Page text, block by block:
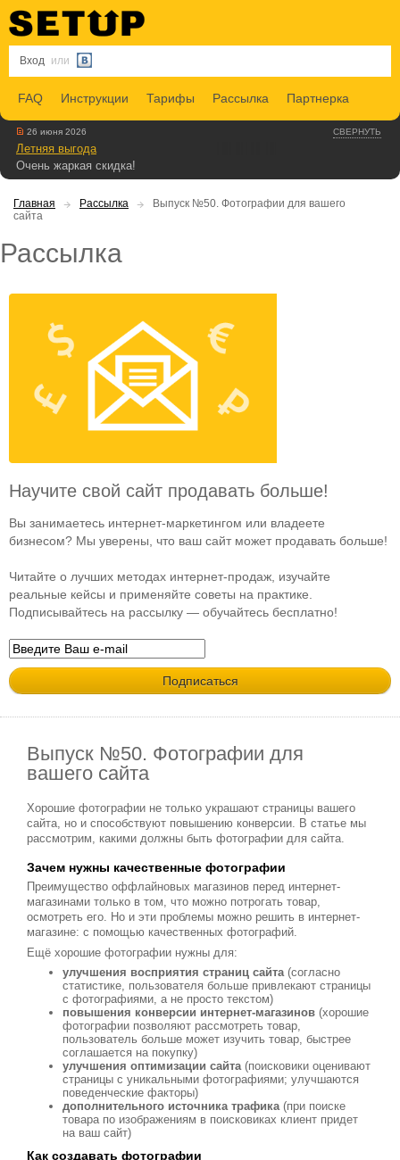
Вход или
FAQ Инструкции Тарифы Рассылка Партнерка
СВЕРНУТЬ
26 июня 2026
Летняя выгода
Очень жаркая скидка!
Главная Рассылка
Выпуск №50. Фотографии для вашего
сайта
Рассылка
Научите свой сайт продавать больше!
Вы занимаетесь интернет-маркетингом или владеете
бизнесом? Мы уверены, что ваш сайт может продавать больше!
Читайте о лучших методах интернет-продаж, изучайте
реальные кейсы и применяйте советы на практике.
Подписывайтесь на рассылку — обучайтесь бесплатно!
Выпуск №50. Фотографии для
вашего сайта
Хорошие фотографии не только украшают страницы вашего
сайта, но и способствуют повышению конверсии. В статье мы
рассмотрим, какими должны быть фотографии для сайта.
Зачем нужны качественные фотографии
Преимущество оффлайновых магазинов перед интернет-
магазинами только в том, что можно потрогать товар,
осмотреть его. Но и эти проблемы можно решить в интернет-
магазине: c помощью качественных фотографий.
Ещё хорошие фотографии нужны для:
улучшения восприятия страниц сайта(согласно
статистике, пользователя больше привлекают страницы
с фотографиями, а не просто текстом)
повышения конверсии интернет-магазинов (хорошие
фотографии позволяют рассмотреть товар,
пользователь больше может изучить товар, быстрее
соглашается на покупку)
улучшения оптимизации сайта(поисковики оценивают
страницы с уникальными фотографиями; улучшаются
поведенческие факторы)
дополнительного источника трафика(при поиске
товара по изображениям в поисковиках клиент придет
на ваш сайт)
Как создавать фотографии